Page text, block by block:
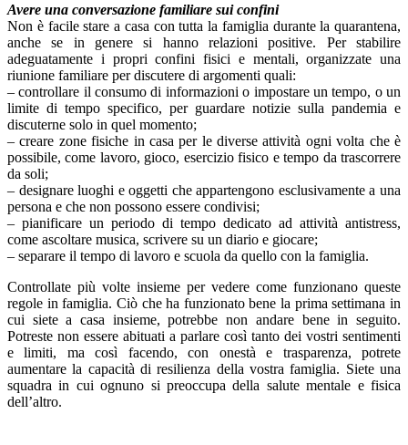
Avere una conversazione familiare sui confini
Non è facile stare a casa con tutta la famiglia durante la quarantena,
anche se in genere si hanno relazioni positive. Per stabilire
adeguatamente i propri confini fisici e mentali, organizzate una
riunione familiare per discutere di argomenti quali:
– controllare il consumo di informazioni o impostare un tempo, o un
limite di tempo specifico, per guardare notizie sulla pandemia e
discuterne solo in quel momento;
– creare zone fisiche in casa per le diverse attività ogni volta che è
possibile, come lavoro, gioco, esercizio fisico e tempo da trascorrere
da soli;
– designare luoghi e oggetti che appartengono esclusivamente a una
persona e che non possono essere condivisi;
– pianificare un periodo di tempo dedicato ad attività antistress,
come ascoltare musica, scrivere su un diario e giocare;
– separare il tempo di lavoro e scuola da quello con la famiglia.
Controllate più volte insieme per vedere come funzionano queste
regole in famiglia. Ciò che ha funzionato bene la prima settimana in
cui siete a casa insieme, potrebbe non andare bene in seguito.
Potreste non essere abituati a parlare così tanto dei vostri sentimenti
e limiti, ma così facendo, con onestà e trasparenza, potrete
aumentare la capacità di resilienza della vostra famiglia. Siete una
squadra in cui ognuno si preoccupa della salute mentale e fisica
dell’altro.